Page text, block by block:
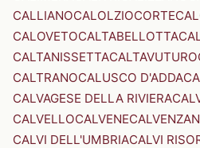
CALLIANOCALOLZIOCORTE
CALOVETOCALTABELLOTTA
CALTANISSETTACALTAVUTURO
CALTRANOCALUSCO D'ADDA
CALVAGESE DELLA RIVIERA
CALVELLOCALVENE
CALVI DELL'UMBRIACALVI